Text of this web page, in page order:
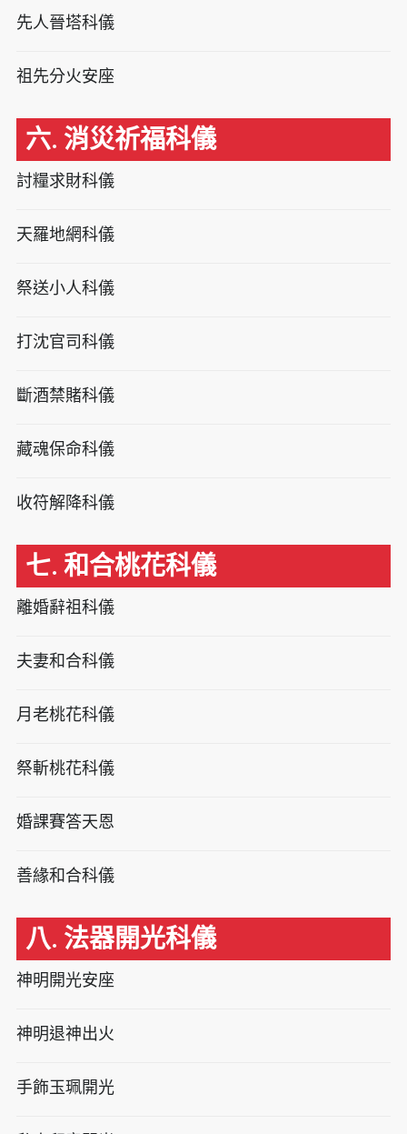
先人晉塔科儀
祖先分火安座
六. 消災祈福科儀
討糧求財科儀
天羅地網科儀
祭送小人科儀
打沈官司科儀
斷酒禁賭科儀
藏魂保命科儀
收符解降科儀
七. 和合桃花科儀
離婚辭祖科儀
夫妻和合科儀
月老桃花科儀
祭斬桃花科儀
婚課賽答天恩
善緣和合科儀
八. 法器開光科儀
神明開光安座
神明退神出火
手飾玉珮開光